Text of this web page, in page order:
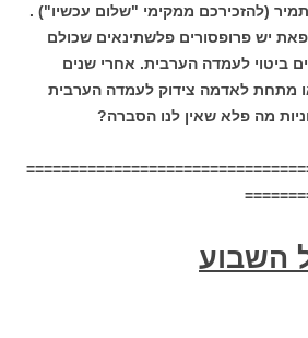
תמיר (להזכירכם ממקימי "שלום עכשיו") .
יש פרופסורים פלשתינאים שכולם
ביטוי לעמדה הערבית. אחרי שנים
מתחת לאדמה צידוק לעמדה הערבית
מה פלא שאין לנו הסברה?
השבוע